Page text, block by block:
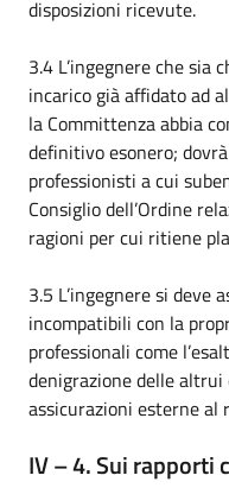
disposizioni ricevute.
3.4 L’ingegnere che sia
incarico già affidato ad
la Committenza abbia
definitivo esonero;
professionisti a cui
Consiglio dell’Ordine
ragioni per cui ritiene
3.5 L’ingegnere si deve
incompatibili con la
professionali come
denigrazione delle
assicurazioni esterne al
IV – 4. Sui rapporti